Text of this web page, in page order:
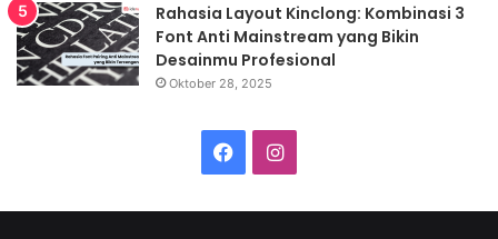
Rahasia Layout Kinclong: Kombinasi 3
Font Anti Mainstream yang Bikin
Desainmu Profesional
Oktober 28, 2025
FacebookInstagram